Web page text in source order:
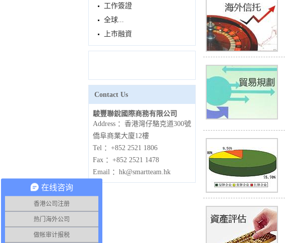
工作簽證
全球...
上市融資
Contact Us
駿豐聯銳國際商務有限公司
Address ：香港灣仔駱克道300號
僑阜商業大廈12樓
Tel ：+852 2521 1806
Fax ：+852 2521 1478
Email ：hk@smartteam.hk
在线咨询
香港公司注册
热门海外公司
做帐审计报税